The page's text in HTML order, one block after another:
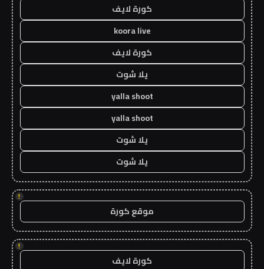
كورة لايف
koora live
كورة لايف
يلا شوت
yalla shoot
yalla shoot
يلا شوت
يلا شوت
!
موقع كورة
!
كورة لايف